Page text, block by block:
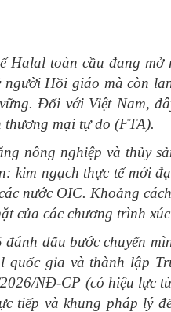
Halal toàn cầu đang
người Hồi giáo mà còn
Đối với Việt Nam,
mại tự do (FTA).
nông nghiệp và thủy
kim ngạch thực tế mới
nước OIC. Khoảng
của các chương trình
dấu bước chuyển
quốc gia và thành lập
NĐ-CP (có hiệu lực
tiếp và khung pháp lý